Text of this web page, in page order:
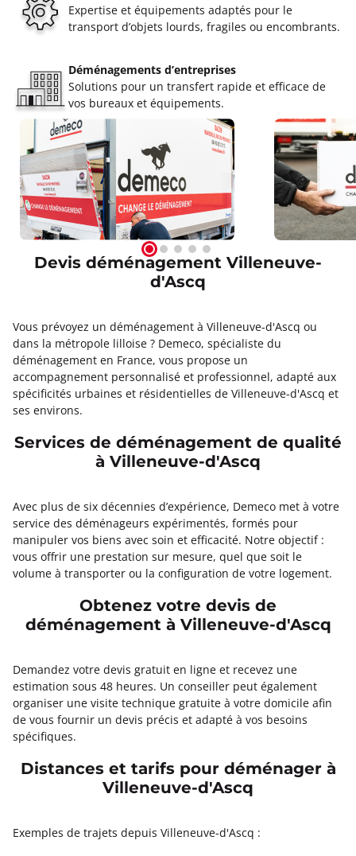
Expertise et équipements adaptés pour le
transport d’objets lourds, fragiles ou encombrants.
Déménagements d’entreprises
Solutions pour un transfert rapide et efficace de
vos bureaux et équipements.
Devis déménagement Villeneuve-
d'Ascq
Vous prévoyez un déménagement à Villeneuve-d'Ascq ou
dans la métropole lilloise ? Demeco, spécialiste du
déménagement en France, vous propose un
accompagnement personnalisé et professionnel, adapté aux
spécificités urbaines et résidentielles de Villeneuve-d'Ascq et
ses environs.
Services de déménagement de qualité
à Villeneuve-d'Ascq
Avec plus de six décennies d’expérience, Demeco met à votre
service des déménageurs expérimentés, formés pour
manipuler vos biens avec soin et efficacité. Notre objectif :
vous offrir une prestation sur mesure, quel que soit le
volume à transporter ou la configuration de votre logement.
Obtenez votre devis de
déménagement à Villeneuve-d'Ascq
Demandez votre devis gratuit en ligne et recevez une
estimation sous 48 heures. Un conseiller peut également
organiser une visite technique gratuite à votre domicile afin
de vous fournir un devis précis et adapté à vos besoins
spécifiques.
Distances et tarifs pour déménager à
Villeneuve-d'Ascq
Exemples de trajets depuis Villeneuve-d'Ascq :